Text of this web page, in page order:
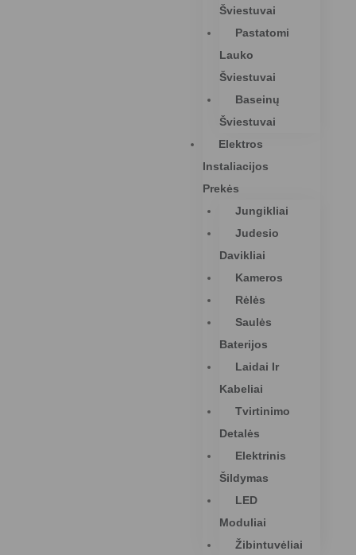
Šviestuvai
Pastatomi
Lauko
Šviestuvai
Baseinų
Šviestuvai
Elektros
Instaliacijos
Prekės
Jungikliai
Judesio
Davikliai
Kameros
Rėlės
Saulės
Baterijos
Laidai Ir
Kabeliai
Tvirtinimo
Detalės
Elektrinis
Šildymas
LED
Moduliai
Žibintuvėliai